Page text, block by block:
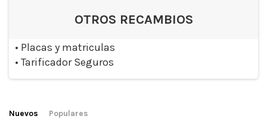
OTROS RECAMBIOS
• Placas y matriculas
• Tarificador Seguros
Nuevos Populares